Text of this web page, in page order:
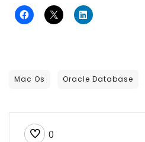
Mac Os Oracle Database
0